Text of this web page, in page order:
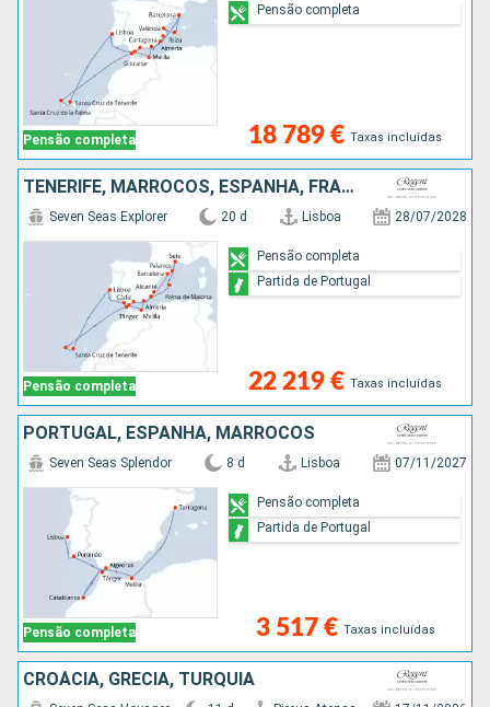
Pensão completa 18 789 € Taxas incluídas
Pensão completa
TENERIFE, MARROCOS, ESPANHA, FRANÇA, MAIORCA, GIBRALTAR, PORTUGAL
Pensão completa
Seven Seas Explorer 20 d Lisboa 28/07/2028
22 219 € Taxas incluídas
Pensão completa
Partida de Portugal
PORTUGAL, ESPANHA, MARROCOS
Pensão completa
Seven Seas Splendor 8 d Lisboa 07/11/2027
3 517 € Taxas incluídas
Pensão completa
Partida de Portugal
CROÁCIA, GRÉCIA, TURQUIA